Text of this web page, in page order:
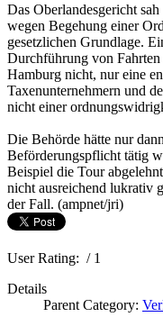
Das Oberlandesgericht
wegen Begehung einer
gesetzlichen Grundlage.
Durchführung von
Hamburg nicht, nur eine
Taxenunternehmern und
nicht einer
Die Behörde hätte nur
Beförderungspflicht tätig
Beispiel die Tour
nicht ausreichend lukrativ
der Fall. (ampnet/jri)
User Rating: / 1
Details
Parent Category: